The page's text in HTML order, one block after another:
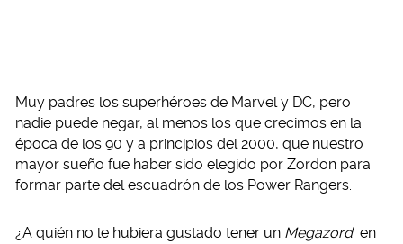
Muy padres los superhéroes de Marvel y DC, pero
nadie puede negar, al menos los que crecimos en la
época de los 90 y a principios del 2000, que nuestro
mayor sueño fue haber sido elegido por Zordon para
formar parte del escuadrón de los Power Rangers.
¿A quién no le hubiera gustado tener un Megazord en